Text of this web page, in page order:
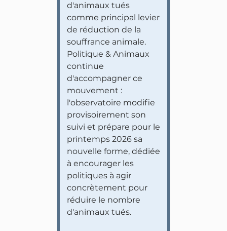
d'animaux tués
comme principal levier
de réduction de la
souffrance animale.
Politique & Animaux
continue
d'accompagner ce
mouvement :
l'observatoire modifie
provisoirement son
suivi et prépare pour le
printemps 2026 sa
nouvelle forme, dédiée
à encourager les
politiques à agir
concrètement pour
réduire le nombre
d'animaux tués.